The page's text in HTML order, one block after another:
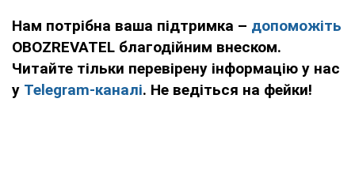
Нам потрібна ваша підтримка – допоможіть
OBOZREVATEL благодійним внеском.
Читайте тільки перевірену інформацію у нас
у Telegram-каналі. Не ведіться на фейки!